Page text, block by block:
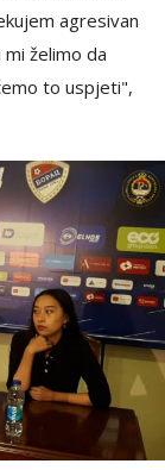
agresivan
želimo da
to uspjeti",